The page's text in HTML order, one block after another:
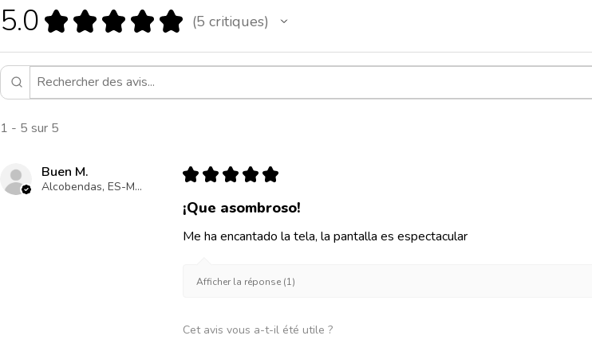
5.0 ★ ★ ★ ★ ★ 5 critiques
5
1 - 5 sur 5
Buen M.
Alcobendas, ES-MD
★ ★ ★ ★ ★
¡Que asombroso!
Me ha encantado la tela, la pantalla es espectacular
Afficher la réponse (1)
Cet avis vous a-t-il été utile ?